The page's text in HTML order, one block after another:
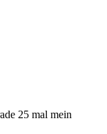
25 mal mein